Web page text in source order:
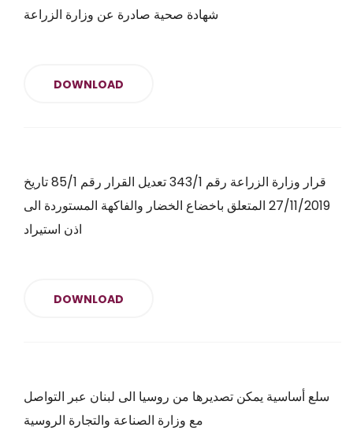
شهادة صحية صادرة عن وزارة الزراعة
DOWNLOAD
قرار وزارة الزراعة رقم 343/1 تعديل القرار رقم 85/1 تاريخ
27/11/2019 المتعلق باخضاع الخضار والفاكهة المستوردة الى
اذن استيراد
DOWNLOAD
سلع أساسية يمكن تصديرها من روسيا الى لبنان عبر التواصل
مع وزارة الصناعة والتجارة الروسية